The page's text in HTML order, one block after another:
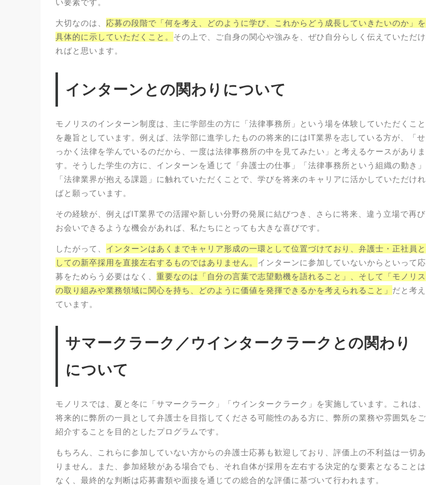
大切なのは、 応募の段階で「何を考え、どのように学び、これからどう成長していきたいのか」を
具体的に示していただくこと。 その上で、ご自身の関心や強みを、ぜひ自分らしく伝えていただけ
ればと思います。
インターンとの関わりについて
モノリスのインターン制度は、主に学部生の方に「法律事務所」という場を体験していただくこと
を趣旨としています。例えば、法学部に進学したものの将来的にはIT業界を志している方が、「せ
っかく法律を学んでいるのだから、一度は法律事務所の中を見てみたい」と考えるケースがありま
す。そうした学生の方に、インターンを通じて「弁護士の仕事」「法律事務所という組織の動き」
「法律業界が抱える課題」に触れていただくことで、学びを将来のキャリアに活かしていただけれ
ばと願っています。
その経験が、例えばIT業界での活躍や新しい分野の発展に結びつき、さらに将来、違う立場で再び
お会いできるような機会があれば、私たちにとっても大きな喜びです。
したがって、 インターンはあくまでキャリア形成の一環として位置づけており、弁護士・正社員と
しての新卒採用を直接左右するものではありません。 インターンに参加していないからといって応
募をためらう必要はなく、 重要なのは「自分の言葉で志望動機を語れること」、そして「モノリス
の取り組みや業務領域に関心を持ち、どのように価値を発揮できるかを考えられること」 だと考え
ています。
サマークラーク／ウインタークラークとの関わり
について
モノリスでは、夏と冬に「サマークラーク」「ウインタークラーク」を実施しています。これは、
将来的に弊所の一員として弁護士を目指してくださる可能性のある方に、弊所の業務や雰囲気をご
紹介することを目的としたプログラムです。
もちろん、これらに参加していない方からの弁護士応募も歓迎しており、評価上の不利益は一切あ
りません。また、参加経験がある場合でも、それ自体が採用を左右する決定的な要素となることは
なく、最終的な判断は応募書類や面接を通じての総合的な評価に基づいて行われます。